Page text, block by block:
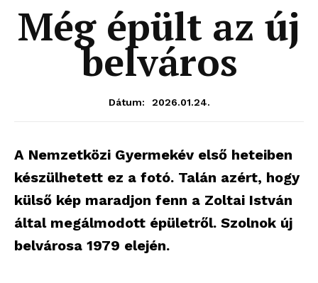
Még épült az új
belváros
Dátum: 2026.01.24.
A Nemzetközi Gyermekév első heteiben
készülhetett ez a fotó. Talán azért, hogy
külső kép maradjon fenn a Zoltai István
által megálmodott épületről. Szolnok új
belvárosa 1979 elején.